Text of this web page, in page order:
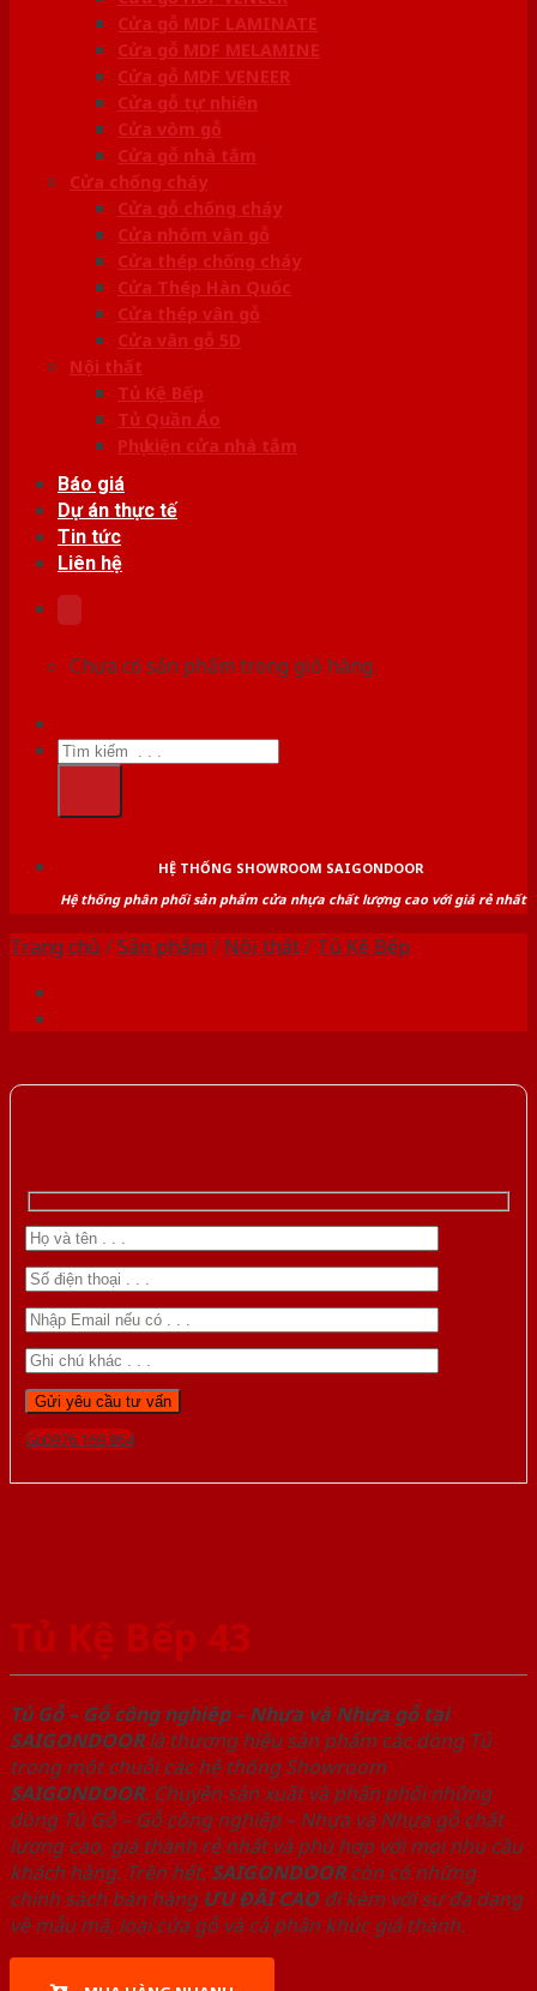
Cửa gỗ MDF LAMINATE
Cửa gỗ MDF MELAMINE
Cửa gỗ MDF VENEER
Cửa gỗ tự nhiên
Cửa vòm gỗ
Cửa gỗ nhà tắm
Cửa chống cháy
Cửa gỗ chống cháy
Cửa nhôm vân gỗ
Cửa thép chống cháy
Cửa Thép Hàn Quốc
Cửa thép vân gỗ
Cửa vân gỗ 5D
Nội thất
Tủ Kệ Bếp
Tủ Quần Áo
Phụ kiện cửa nhà tắm
Báo giá
Dự án thực tế
Tin tức
Liên hệ
Chưa có sản phẩm trong giỏ hàng.
Tìm
kiếm:
HỆ THỐNG SHOWROOM SAIGONDOOR
Hệ thống phân phối sản phẩm cửa nhựa chất lượng cao với giá rẻ nhất
Trang chủ /Sản phẩm / Nội thất/ Tủ Kệ Bếp
Gọi 0976.169.864
Tủ Kệ Bếp 43
Tủ Gỗ – Gỗ công nghiêp – Nhựa và Nhựa gỗ tại
SAIGONDOORlà thương hiệu sản phẩm các dòng Tủ
trong một chuỗi các hệ thống Showroom
SAIGONDOOR. Chuyên sản xuất và phân phối những
dòng Tủ Gỗ – Gỗ công nghiêp – Nhựa và Nhựa gỗ chất
lượng cao, giá thành rẻ nhất và phù hợp với mọi nhu cầu
khách hàng. Trên hết, SAIGONDOORcòn có những
chính sách bán hàng ƯU ĐÃI CAOđi kèm với sự đa dạng
về mẫu mã, loại cửa gỗ và cả phân khúc giá thành.